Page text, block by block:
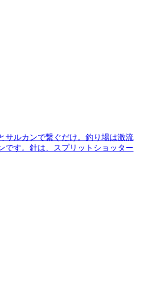
サルカンで繋ぐだけ。釣り場は激流
です。針は、スプリットショッター